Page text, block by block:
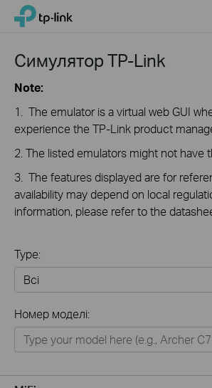
Click
navigation
TP-Link, Reliably Smart
Симулятор TP-Link
Note:
1. The emulator is a virtual web GUI
experience the TP-Link product
2. The listed emulators might not have
3. The features displayed are for
availability may depend on local
information, please refer to the
Type:
Для дому
Розумний будинок
Для бiзнесу
Номер моделі: